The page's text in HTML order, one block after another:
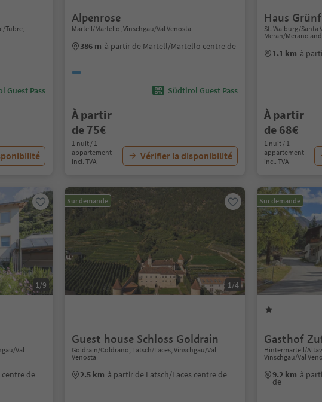
Tubre,
Guest Pass
Alpenrose
Martell/Martello, Vinschgau/Val Venosta
386 m à partir de Martell/Martello centre de
Südtirol Guest Pass
À partir
de 75€
1 nuit / 1
appartement
incl. TVA
Vérifier la disponibilité
Haus
St. Walburg/Santa
Meran/Merano
1.1 km à
À partir
de 68€
1 nuit / 1
appartement
incl. TVA
1/9
Val
centre de
Sur demande
1/4
Guest house Schloss Goldrain
Goldrain/Coldrano, Latsch/Laces, Vinschgau/Val
Venosta
2.5 km à partir de Latsch/Laces centre de
Sur demande
Gasthof
Hintermartell/
Vinschgau/Val
9.2 km à
de